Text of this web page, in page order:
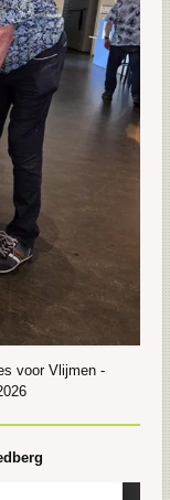
voor Vlijmen -